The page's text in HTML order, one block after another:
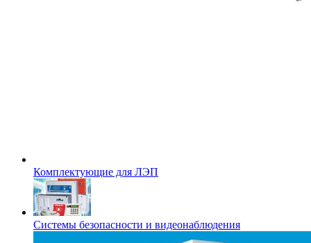
Комплектующие для ЛЭП
Системы безопасности и видеонаблюдения